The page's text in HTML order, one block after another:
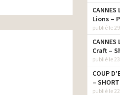
Lions –
publié le
Craft –
publié le
COUP
–
publié le